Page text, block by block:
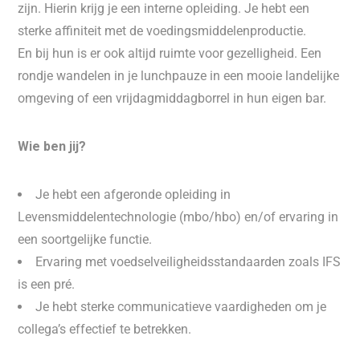
zijn. Hierin krijg je een interne opleiding. Je hebt een
sterke affiniteit met de voedingsmiddelenproductie.
En bij hun is er ook altijd ruimte voor gezelligheid. Een
rondje wandelen in je lunchpauze in een mooie landelijke
omgeving of een vrijdagmiddagborrel in hun eigen bar.
Wie ben jij?
Je hebt een afgeronde opleiding in
Levensmiddelentechnologie (mbo/hbo) en/of ervaring in
een soortgelijke functie.
Ervaring met voedselveiligheidsstandaarden zoals IFS
is een pré.
Je hebt sterke communicatieve vaardigheden om je
collega’s effectief te betrekken.